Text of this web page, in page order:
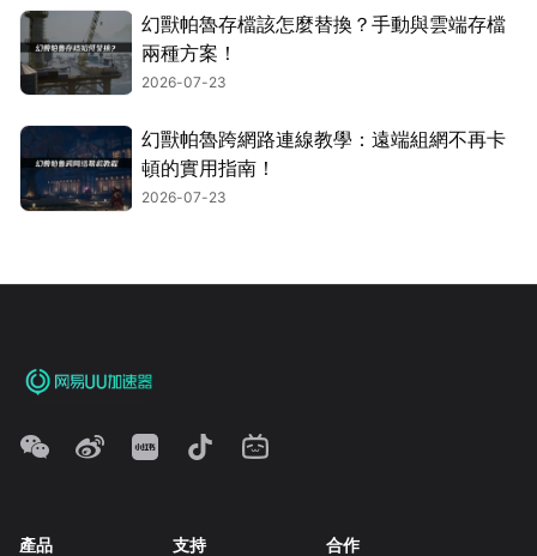
幻獸帕魯存檔該怎麼替換？手動與雲端存檔
兩種方案！
2026-07-23
幻獸帕魯跨網路連線教學：遠端組網不再卡
頓的實用指南！
2026-07-23
產品 支持 合作